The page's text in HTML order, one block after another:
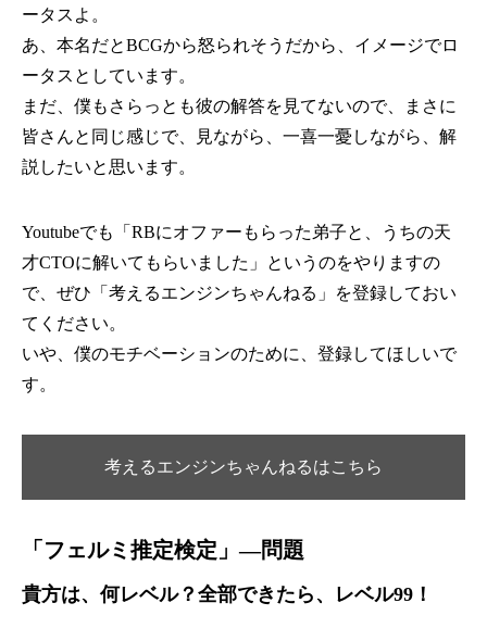
ータスよ。
あ、本名だとBCGから怒られそうだから、イメージでロ
ータスとしています。
まだ、僕もさらっとも彼の解答を見てないので、まさに
皆さんと同じ感じで、見ながら、一喜一憂しながら、解
説したいと思います。
Youtubeでも「RBにオファーもらった弟子と、うちの天
才CTOに解いてもらいました」というのをやりますの
で、ぜひ「考えるエンジンちゃんねる」を登録しておい
てください。
いや、僕のモチベーションのために、登録してほしいで
す。
考えるエンジンちゃんねるはこちら
「フェルミ推定検定」—問題
貴方は、何レベル？全部できたら、レベル99！